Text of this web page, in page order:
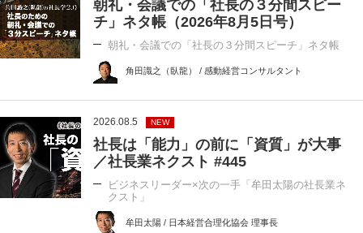
朝礼・会議での「社長の３分間スピー
チ」ネタ帳（2026年8月5日号）
朝礼・会議での「社長の３分間スピーチ」ネタ帳
角田識之（臥龍） / 感動経営コンサルタント
2026.08.5 NEW
社長は「能力」の前に「資質」が大事
／社長業ネクスト #445
ビジネスリーダー×次の一手「牟田太陽の社長業ネ
クスト」
牟田太陽 / 日本経営合理化協会 理事長